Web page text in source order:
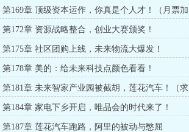
第169章 顶级资本运作，你真是个人才！（月票加
更）
第172章 资源战略整合，创业大赛颁奖！
第175章 社区团购上线，未来物流大爆发！
第178章 美的：给未来科技点颜色看看！
第181章 未来智家产业园被截胡，莲花汽车！（求
月票）
第184章 家电下乡开启，唯品会的时代来了！
第187章 莲花汽车跑路，阿里的被动与憋屈